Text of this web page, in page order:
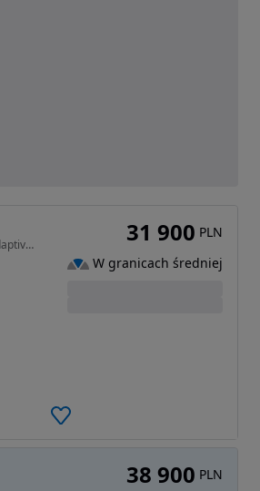
2993 cm3 • 286 KM • E70 3.0sd 286 KM | M57 | Salon Polska | 1 wł od 6 lat | Adaptive Drive 31 900 PLN
W granicach średniej
38 900 PLN